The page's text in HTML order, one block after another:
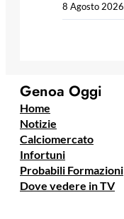
8 Agosto 2026
Genoa Oggi
Home
Notizie
Calciomercato
Infortuni
Probabili Formazioni
Dove vedere in TV